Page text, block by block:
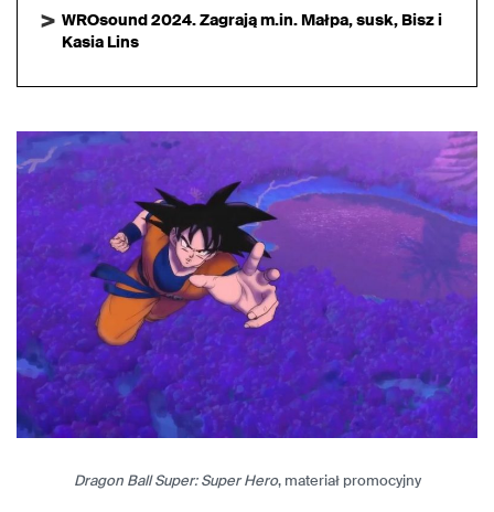
WROsound 2024. Zagrają m.in. Małpa, susk, Bisz i
Kasia Lins
Dragon Ball Super: Super Hero, materiał promocyjny